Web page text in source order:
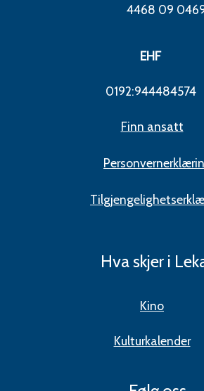
4468 09
EHF
0192:944484574
Finn ansatt
Hva skjer i
Kino
Kulturkalender